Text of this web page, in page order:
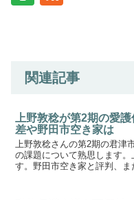
関連記事
上野敦稔が第2期の愛
差や野田市空き家は
上野敦稔さんの第2期の君津
の課題について熟思します
す。野田市空き家と評判、ま